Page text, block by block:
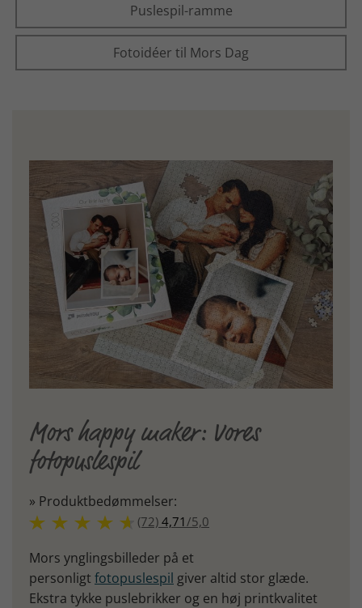
Puslespil-ramme
Fotoidéer til Mors Dag
Mors happy maker: Vores
fotopuslespil
» Produktbedømmelser:
(72) 4,71 /5,0
Mors ynglingsbilleder på et
personligt fotopuslespil giver altid stor glæde.
Ekstra tykke puslebrikker og en høj printkvalitet